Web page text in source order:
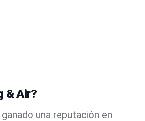
& Air?
una reputación en